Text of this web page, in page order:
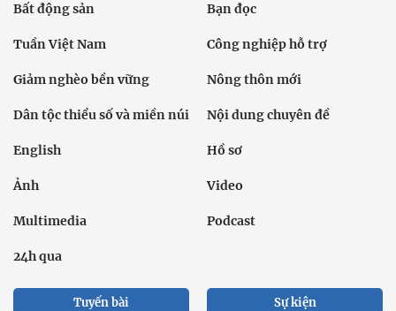
Bất động sản Bạn đọc
Tuần Việt Nam Công nghiệp hỗ trợ
Giảm nghèo bền vững Nông thôn mới
Dân tộc thiểu số và miền núi Nội dung chuyên đề
English Hồ sơ
Ảnh Video
Multimedia Podcast
24h qua
Tuyến bài Sự kiện